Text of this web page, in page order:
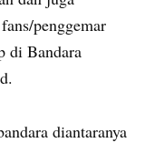
penggemar
di Bandara
diantaranya